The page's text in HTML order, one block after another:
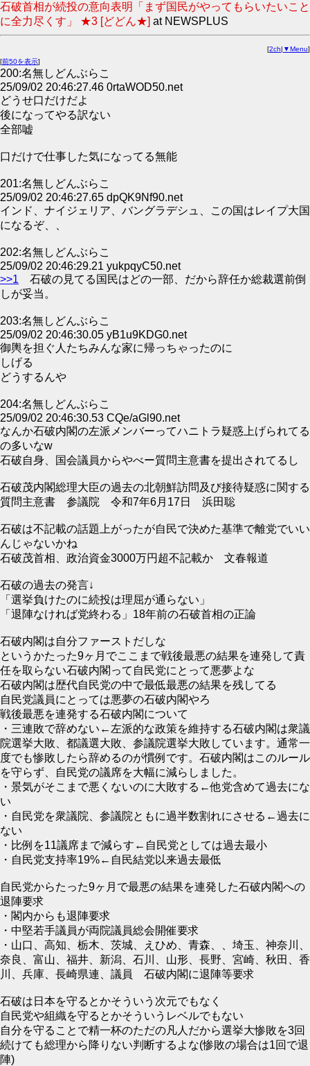
石破首相が続投の意向表明「まず国民がやってもらいたいこと
に全力尽くす」 ★3 [どどん★] at NEWSPLUS
[2ch| ▼Menu]
[前50を表示]
200:名無しどんぶらこ
25/09/02 20:46:27.46 0rtaWOD50.net
どうせ口だけだよ
後になってやる訳ない
全部嘘
口だけで仕事した気になってる無能
201:名無しどんぶらこ
25/09/02 20:46:27.65 dpQK9Nf90.net
インド、ナイジェリア、バングラデシュ、この国はレイプ大国
になるぞ、、
202:名無しどんぶらこ
25/09/02 20:46:29.21 yukpqyC50.net
>>1 石破の見てる国民はどの一部、だから辞任か総裁選前倒
しが妥当。
203:名無しどんぶらこ
25/09/02 20:46:30.05 yB1u9KDG0.net
御輿を担ぐ人たちみんな家に帰っちゃったのに
しげる
どうするんや
204:名無しどんぶらこ
25/09/02 20:46:30.53 CQe/aGl90.net
なんか石破内閣の左派メンバーってハニトラ疑惑上げられてる
の多いなw
石破自身、国会議員からやべー質問主意書を提出されてるし
石破茂内閣総理大臣の過去の北朝鮮訪問及び接待疑惑に関する
質問主意書 参議院 令和7年6月17日 浜田聡
石破は不記載の話題上がったが自民で決めた基準で離党でいい
んじゃないかね
石破茂首相、政治資金3000万円超不記載か 文春報道
石破の過去の発言↓
「選挙負けたのに続投は理屈が通らない」
「退陣なければ党終わる」18年前の石破首相の正論
石破内閣は自分ファーストだしな
というかたった9ヶ月でここまで戦後最悪の結果を連発して責
任を取らない石破内閣って自民党にとって悪夢よな
石破内閣は歴代自民党の中で最低最悪の結果を残してる
自民党議員にとっては悪夢の石破内閣やろ
戦後最悪を連発する石破内閣について
・三連敗で辞めない←左派的な政策を維持する石破内閣は衆議
院選挙大敗、都議選大敗、参議院選挙大敗しています。通常一
度でも惨敗したら辞めるのが慣例です。石破内閣はこのルール
を守らず、自民党の議席を大幅に減らしました。
・景気がそこまで悪くないのに大敗する←他党含めて過去にな
い
・自民党を衆議院、参議院ともに過半数割れにさせる←過去に
ない
・比例を11議席まで減らす←自民党としては過去最小
・自民党支持率19%←自民結党以来過去最低
自民党からたった9ヶ月で最悪の結果を連発した石破内閣への
退陣要求
・閣内からも退陣要求
・中堅若手議員が両院議員総会開催要求
・山口、高知、栃木、茨城、えひめ、青森、、埼玉、神奈川、
奈良、富山、福井、新潟、石川、山形、長野、宮崎、秋田、香
川、兵庫、長崎県連、議員 石破内閣に退陣等要求
石破は日本を守るとかそういう次元でもなく
自民党や組織を守るとかそういうレベルでもない
自分を守ることで精一杯のただの凡人だから選挙大惨敗を3回
続けても総理から降りない判断するよな(惨敗の場合は1回で退
陣)